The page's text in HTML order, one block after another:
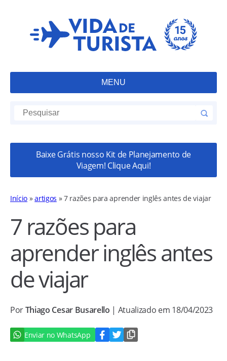
MENU
Baixe Grátis nosso Kit de Planejamento de
Viagem! Clique Aqui!
Início »artigos »7 razões para aprender inglês antes de viajar
7 razões para
aprender inglês antes
de viajar
PorThiago Cesar Busarello | Atualizado em 18/04/2023
Enviar no WhatsApp